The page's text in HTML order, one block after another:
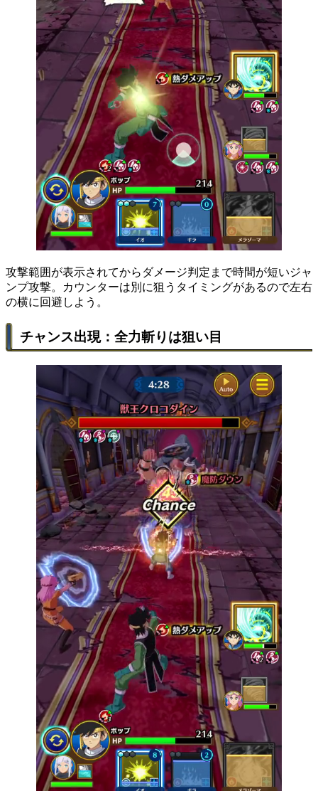
攻撃範囲が表示されてからダメージ判定まで時間が短いジャ
ンプ攻撃。カウンターは別に狙うタイミングがあるので左右
の横に回避しよう。
チャンス出現：全力斬りは狙い目